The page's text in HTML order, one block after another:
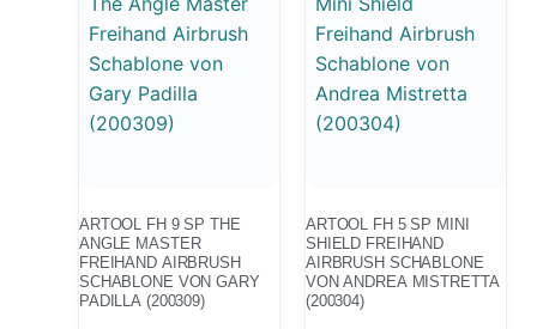
ARTOOL FH 9 SP THE
ANGLE MASTER
FREIHAND AIRBRUSH
SCHABLONE VON GARY
PADILLA (200309)
ARTOOL FH 5 SP MINI
SHIELD FREIHAND
AIRBRUSH SCHABLONE
VON ANDREA MISTRETTA
(200304)